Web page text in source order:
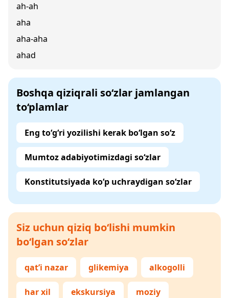
ah-ah
aha
aha-aha
ahad
Boshqa qiziqrali so‘zlar jamlangan
to‘plamlar
Eng to‘g‘ri yozilishi kerak bo‘lgan so‘z
Mumtoz adabiyotimizdagi so‘zlar
Konstitutsiyada ko‘p uchraydigan so‘zlar
Siz uchun qiziq bo‘lishi mumkin
bo‘lgan so‘zlar
qat’i nazar glikemiya alkogolli
har xil ekskursiya moziy